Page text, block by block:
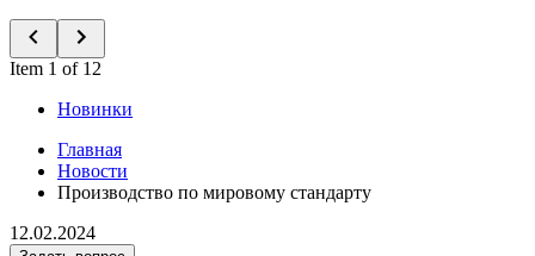
Item 1 of 12
Новинки
Главная
Новости
Производство по мировому стандарту
12.02.2024